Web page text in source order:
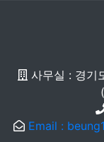
사무실 : 경기
Email :